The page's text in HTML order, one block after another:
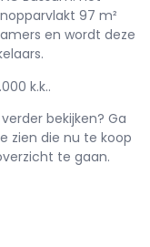
97 m²
en wordt deze
k.k..
bekijken? Ga
zien die nu te koop
te gaan.